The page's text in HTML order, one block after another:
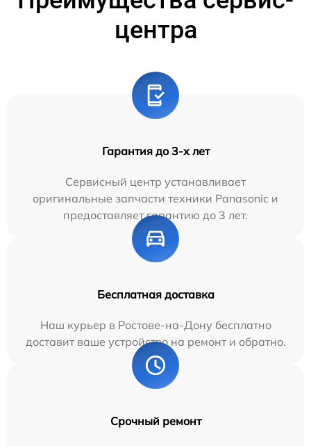
центра
Гарантия до 3-х лет
Сервисный центр устанавливает
оригинальные запчасти техники Panasonic и
предоставляет гарантию до 3 лет.
Бесплатная доставка
Наш курьер в Ростове-на-Дону бесплатно
доставит ваше устройство на ремонт и обратно.
Срочный ремонт